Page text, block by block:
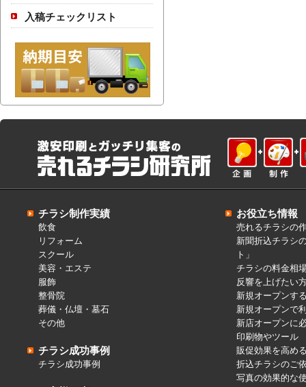
入稿チェックリスト
チラシ制作実績
飲食
リフォーム
スクール
美容・エステ
服飾
整骨院
葬儀・仏壇・墓石
その他
チラシ成功事例
チラシ成功事例
お役立ち情報
売れるチラシの
新聞折込チラシ
ト」
チラシの料金相
反響を上げたい
新規オープンす
新規オープンで
新店オープンに
印刷物やツール
販促効果を高め
折込チラシのご
写真の効果的な